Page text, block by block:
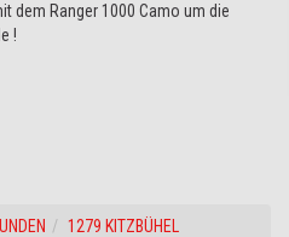
dem Ranger 1000 Camo um die
!
1279 KITZBÜHEL